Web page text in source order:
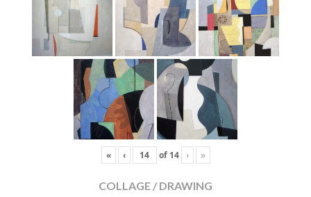
« ‹ of 14 › »
COLLAGE / DRAWING